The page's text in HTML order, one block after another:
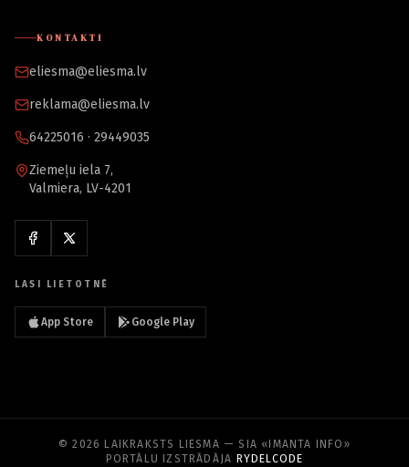
KONTAKTI
eliesma@eliesma.lv
reklama@eliesma.lv
64225016 · 29449035
Ziemeļu iela 7,
Valmiera, LV-4201
LASI LIETOTNĒ
App Store Google Play
© 2026 LAIKRAKSTS LIESMA — SIA «IMANTA INFO»
PORTĀLU IZSTRĀDĀJA RYDELCODE